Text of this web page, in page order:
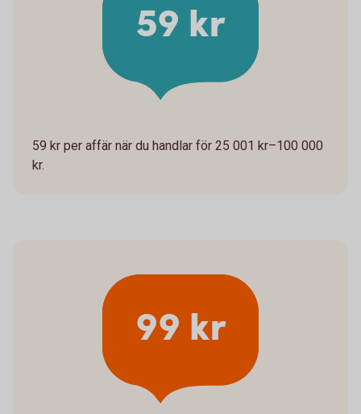
59 kr
59 kr per affär när du handlar för 25 001 kr–100 000
kr.
99 kr